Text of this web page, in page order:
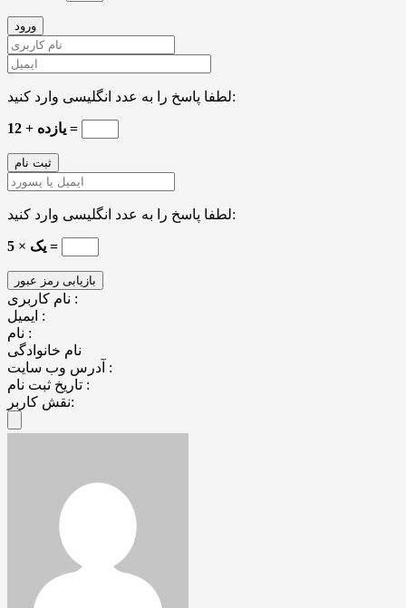
لطفا پاسخ را به عدد انگلیسی وارد کنید:
12 + یازده =
لطفا پاسخ را به عدد انگلیسی وارد کنید:
یک × 5 =
نام کاربری :
ایمیل :
نام :
نام خانوادگی
آدرس وب سایت :
تاریخ ثبت نام :
نقش کاربر: